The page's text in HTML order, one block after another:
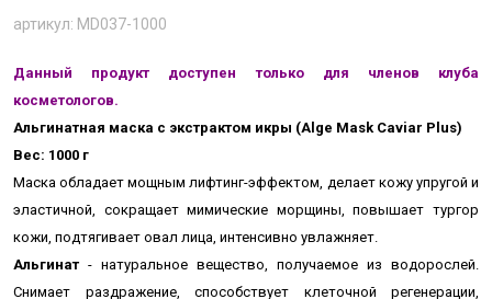
артикул: MD037-1000
Данный продукт доступен только для членов клуба
косметологов.
Альгинатная маска с экстрактом икры (Alge Mask Caviar Plus)
Вес: 1000 г
Маска обладает мощным лифтинг-эффектом, делает кожу упругой и
эластичной, сокращает мимические морщины, повышает тургор
кожи, подтягивает овал лица, интенсивно увлажняет.
Альгинат - натуральное вещество, получаемое из водорослей.
Снимает раздражение, способствует клеточной регенерации,